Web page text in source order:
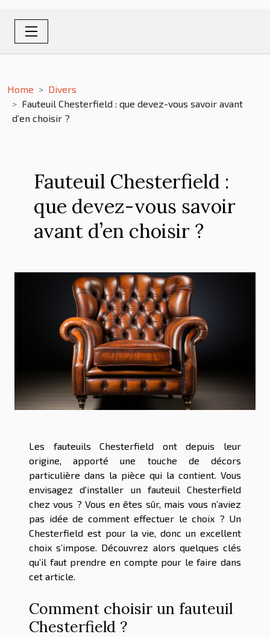
Home
Divers
Fauteuil Chesterfield : que devez-vous savoir avant
d’en choisir ?
Fauteuil Chesterfield :
que devez-vous savoir
avant d’en choisir ?
Les fauteuils Chesterfield ont depuis leur
origine, apporté une touche de décors
particulière dans la pièce qui la contient. Vous
envisagez d'installer un fauteuil Chesterfield
chez vous ? Vous en êtes sûr, mais vous n’aviez
pas idée de comment effectuer le choix ? Un
Chesterfield est pour la vie, donc un excellent
choix s’impose. Découvrez alors quelques clés
qu’il faut prendre en compte pour le faire dans
cet article.
Comment choisir un fauteuil
Chesterfield ?